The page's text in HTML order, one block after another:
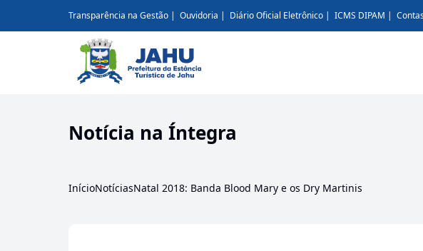
Transparência na Gestão Ouvidoria Diário Oficial Eletrônico ICMS DIPAM
Notícia na Íntegra
InícioNotíciasNatal 2018: Banda Blood Mary e os Dry Martinis